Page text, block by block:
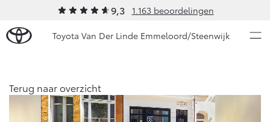
9,3 1.163 beoordelingen
Toyota Van Der Linde Emmeloord/Steenwijk
Ons bedrijf
Modellen
Terug naar overzicht